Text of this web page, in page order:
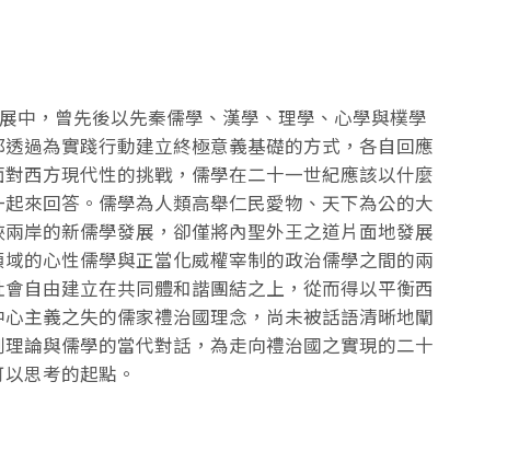
，曾先後以先秦儒學、漢學、理學、心學與樸學
過為實踐行動建立終極意義基礎的方式，各自回應
西方現代性的挑戰，儒學在二十一世紀應該以什麼
來回答。儒學為人類高舉仁民愛物、天下為公的大
岸的新儒學發展，卻僅將內聖外王之道片面地發展
的心性儒學與正當化威權宰制的政治儒學之間的兩
自由建立在共同體和諧團結之上，從而得以平衡西
主義之失的儒家禮治國理念，尚未被話語清晰地闡
論與儒學的當代對話，為走向禮治國之實現的二十
思考的起點。